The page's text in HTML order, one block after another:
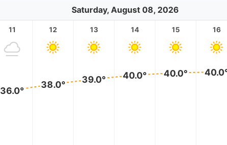
Saturday, August 08, 2026
11
36.0°
12
38.0°
13
39.0°
14
40.0°
15
40.0°
16